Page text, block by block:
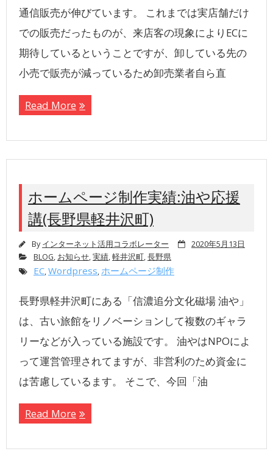
通信販売が伸びています。 これまでは実店舗だけ
での販売だったものが、来店客の現象によりECに
期待しているということですが、卸している先の
小売で販売が減っているため卸売業者自ら直
Read More
ホームページ制作実績:油や応援
講(長野県軽井沢町)
Byインターネット活用コラボレーター
2020年5月13日
BLOG, お知らせ,実績,軽井沢町,長野県
EC,Wordpress,ホームページ制作
長野県軽井沢町にある「信濃追分文化磁場 油や」
は、古い旅館をリノベーションして複数のギャラ
リーなどが入っている施設です。 油やはNPOによ
って運営管理されてますが、非営利のため資金に
は苦慮しているます。 そこで、今回「油
Read More